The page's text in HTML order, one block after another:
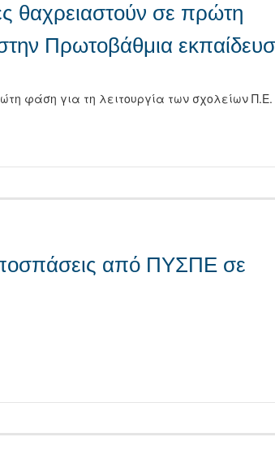
θαχρειαστούν σε πρώτη
Πρωτοβάθμια
φάση για τη λειτουργία των σχολείων Π.Ε.
από ΠΥΣΠΕ σε